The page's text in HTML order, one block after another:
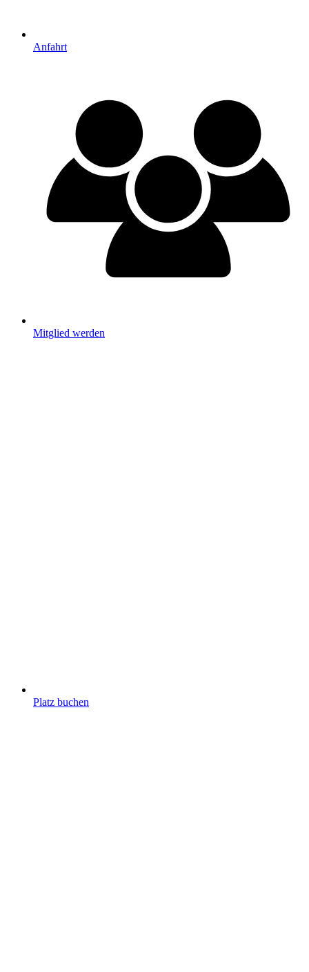
Anfahrt
Mitglied werden
Platz buchen